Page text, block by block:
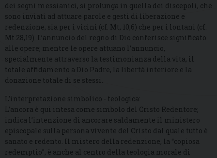
dei segni messianici, si prolunga in quella dei discepoli, che
sono inviati ad attuare parole e gesti di liberazione e
redenzione, sia per i vicini (cf. Mt, 10,6) che per i lontani (cf.
Mt 28,19). L’annuncio del regno di Dio conferisce significato
alle opere; mentre le opere attuano l’annuncio,
specialmente attraverso la testimonianza della vita, il
totale affidamento a Dio Padre, la libertà interiore e la
donazione totale di se stessi.
L’interpretazione simbolico - teologica:
L’ancora è qui intesa come simbolo del Cristo Redentore;
indica l’intenzione di ancorare saldamente il ministero
episcopale sulla persona vivente del Cristo dal quale tutto è
sanato e redento. Il mistero della redenzione, la “copiosa
redemptio”, è anche al centro della teologia morale di